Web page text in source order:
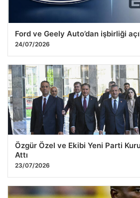
Ford ve Geely Auto’dan işbirliği
24/07/2026
Özgür Özel ve Ekibi Yeni Parti
Attı
23/07/2026